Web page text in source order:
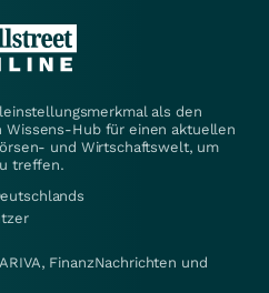
als den
Wissens-Hub für einen aktuellen
und Wirtschaftswelt, um
treffen.
FinanzNachrichten und